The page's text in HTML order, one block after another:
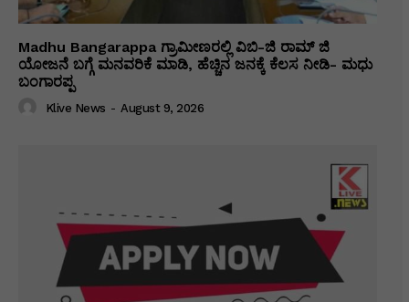
Madhu Bangarappa ಗ್ರಾಮೀಣರಲ್ಲಿ ವಿಬಿ-ಜಿ ರಾಮ್ ಜಿ
ಯೋಜನೆ ಬಗ್ಗೆ ಮನವರಿಕೆ ಮಾಡಿ, ಹೆಚ್ಚಿನ ಜನಕ್ಕೆ ಕೆಲಸ ನೀಡಿ- ಮಧು
ಬಂಗಾರಪ್ಪ
Klive News - August 9, 2026